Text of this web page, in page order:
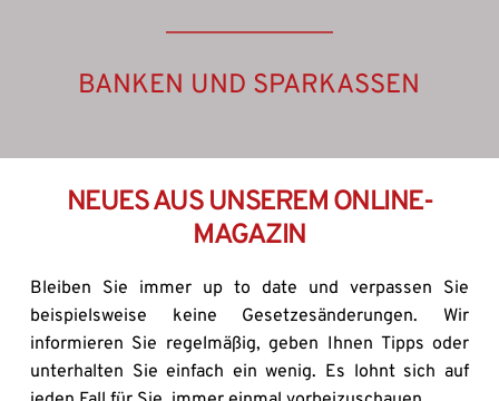
BANKEN UND SPARKASSEN
NEUES AUS UNSEREM ONLINE-
MAGAZIN
Bleiben Sie immer up to date und verpassen Sie
beispielsweise keine Gesetzesänderungen. Wir
informieren Sie regelmäßig, geben Ihnen Tipps oder
unterhalten Sie einfach ein wenig. Es lohnt sich auf